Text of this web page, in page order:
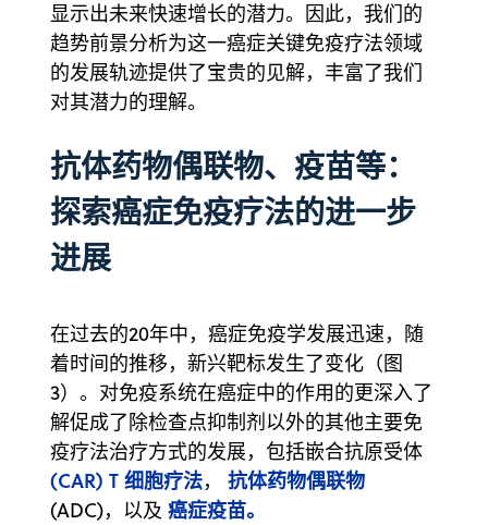
显示出未来快速增长的潜力。因此，我们的
趋势前景分析为这一癌症关键免疫疗法领域
的发展轨迹提供了宝贵的见解，丰富了我们
对其潜力的理解。
抗体药物偶联物、疫苗等：
探索癌症免疫疗法的进一步
进展
在过去的20年中，癌症免疫学发展迅速，随
着时间的推移，新兴靶标发生了变化（图
3）。对免疫系统在癌症中的作用的更深入了
解促成了除检查点抑制剂以外的其他主要免
疫疗法治疗方式的发展，包括嵌合抗原受体
(CAR) T 细胞疗法， 抗体药物偶联物
(ADC)，以及 癌症疫苗。